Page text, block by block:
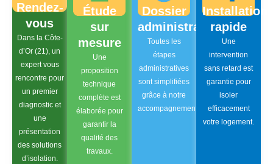
Rendez-
vous
Dans la Côte-
d’Or (21), un
expert vous
rencontre pour
un premier
diagnostic et
une
présentation
des solutions
d’isolation.
Étude
sur
mesure
Une
proposition
technique
complète est
élaborée pour
garantir la
qualité des
travaux.
Dossier
administratif
Toutes les
étapes
administratives
sont simplifiées
grâce à notre
accompagnement.
Installation
rapide
Une
intervention
sans retard est
garantie pour
isoler
efficacement
votre logement.